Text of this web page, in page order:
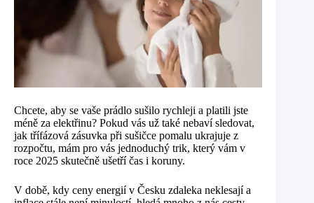
Chcete, aby se vaše prádlo sušilo rychleji a platili jste
méně za elektřinu? Pokud vás už také nebaví sledovat,
jak třífázová zásuvka při sušičce pomalu ukrajuje z
rozpočtu, mám pro vás jednoduchý trik, který vám v
roce 2025 skutečně ušetří čas i koruny.
V době, kdy ceny energií v Česku zdaleka neklesají a